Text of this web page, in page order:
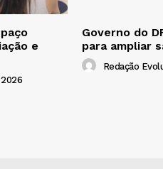
e
Governo do
para ampliar
Redação